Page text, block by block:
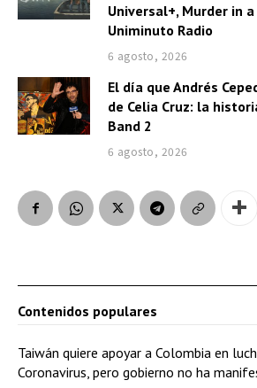
Universal+, Murder in
Uniminuto Radio
6 agosto, 2026
El día que Andrés
de Celia Cruz: la
Band 2
6 agosto, 2026
Contenidos populares
Taiwán quiere apoyar a Colombia en
Coronavirus, pero gobierno no ha